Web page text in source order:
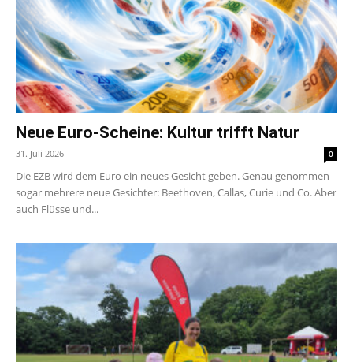
Neue Euro-Scheine: Kultur trifft Natur
31. Juli 2026 0
Die EZB wird dem Euro ein neues Gesicht geben. Genau genommen
sogar mehrere neue Gesichter: Beethoven, Callas, Curie und Co. Aber
auch Flüsse und...